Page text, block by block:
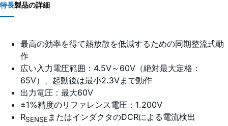
特長製品の詳細
最高の効率を得て熱放散を低減するための同期整流式動
作
広い入力電圧範囲：4.5V～60V（絶対最大定格：
65V）、起動後は最小2.3Vまで動作
出力電圧：最大60V
±1%精度のリファレンス電圧：1.200V
RSENSEまたはインダクタのDCRによる電流検出